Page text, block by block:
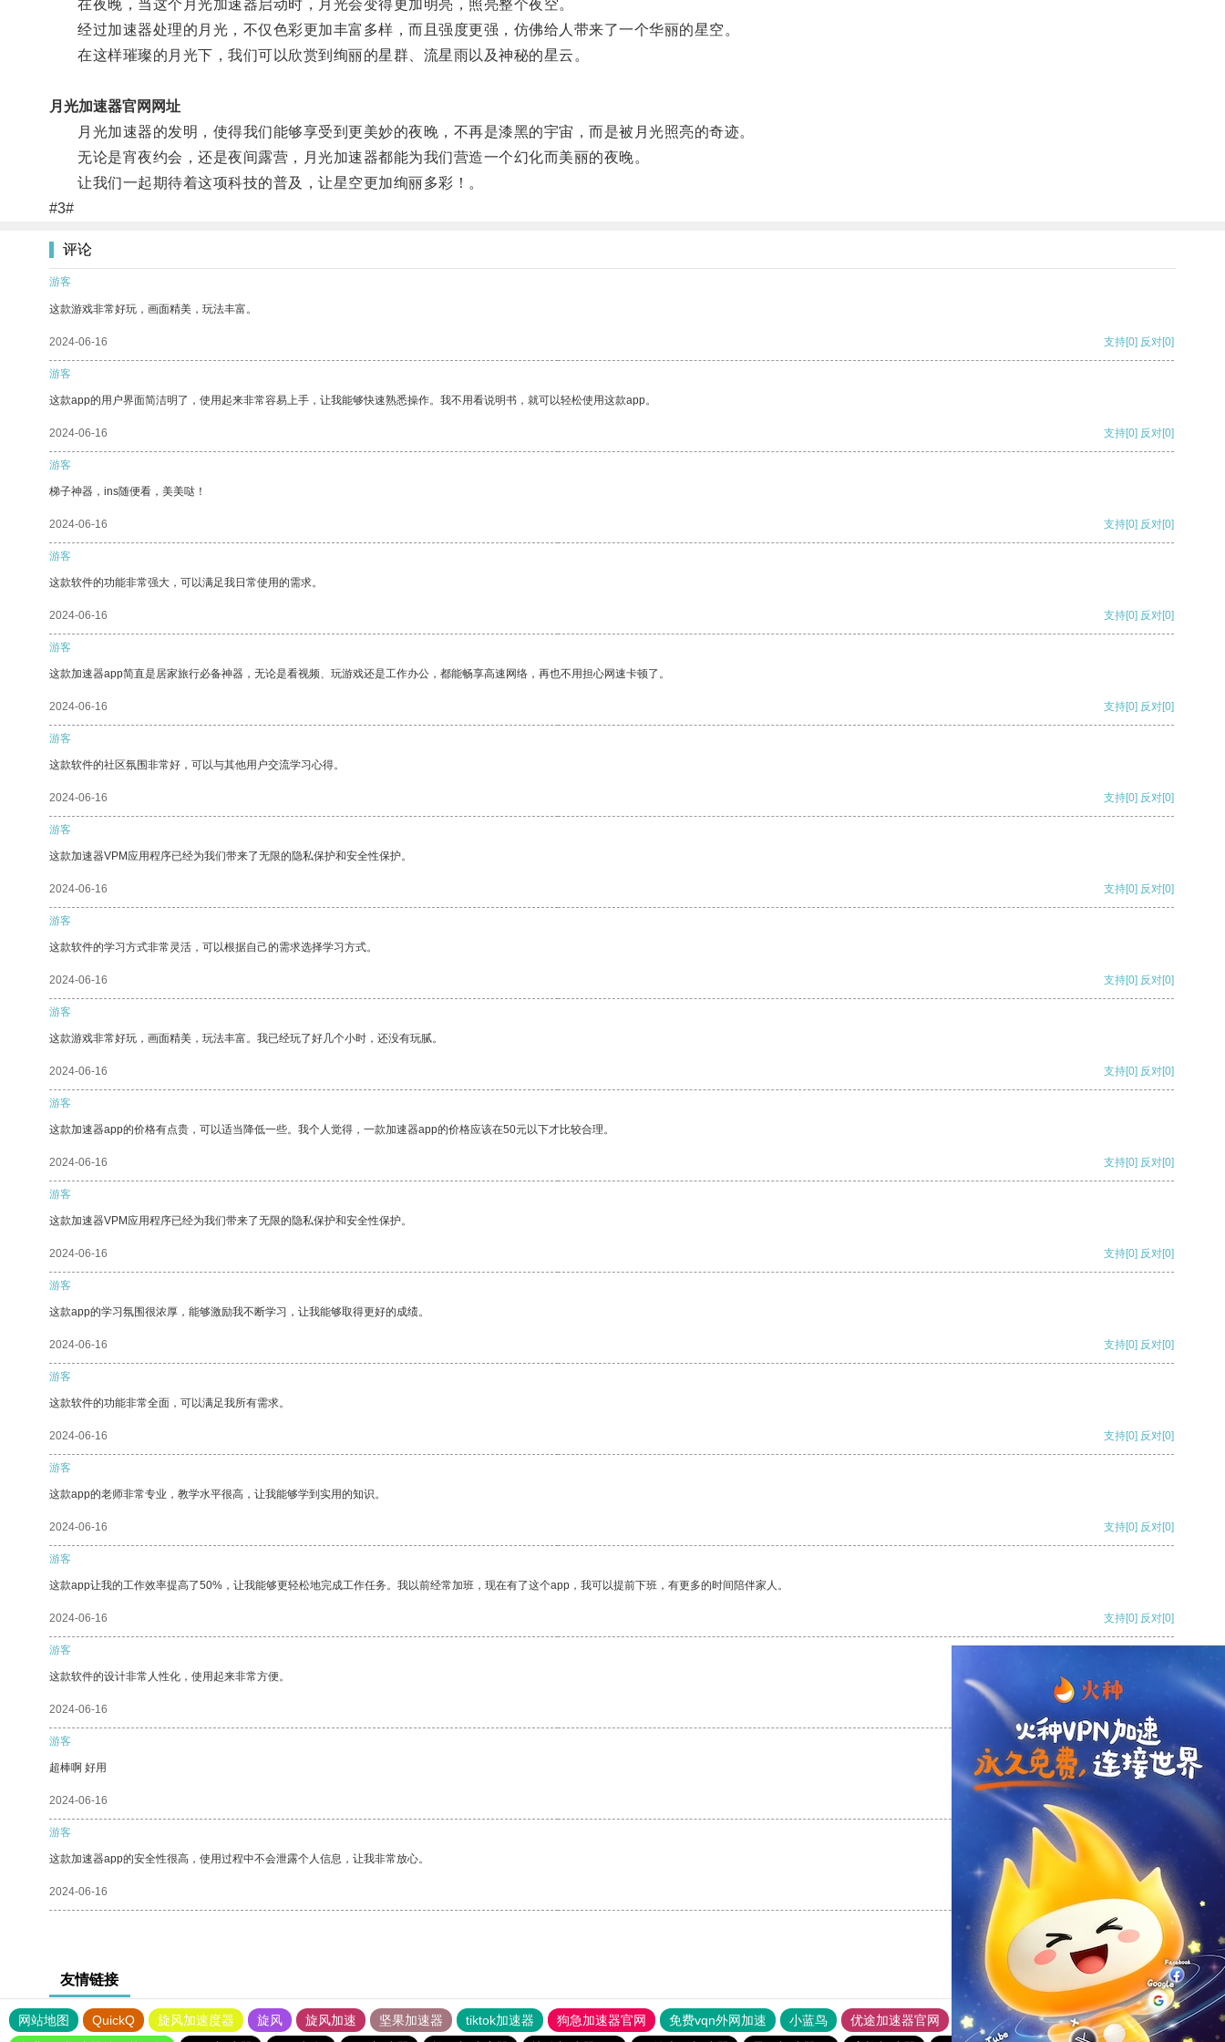
在夜晚，当这个月光加速器启动时，月光会变得更加明亮，照亮整个夜空。
经过加速器处理的月光，不仅色彩更加丰富多样，而且强度更强，仿佛给人带来了一个华丽的星空。
在这样璀璨的月光下，我们可以欣赏到绚丽的星群、流星雨以及神秘的星云。
月光加速器官网网址
月光加速器的发明，使得我们能够享受到更美妙的夜晚，不再是漆黑的宇宙，而是被月光照亮的奇迹。
无论是宵夜约会，还是夜间露营，月光加速器都能为我们营造一个幻化而美丽的夜晚。
让我们一起期待着这项科技的普及，让星空更加绚丽多彩！。
#3#
评论
游客
这款游戏非常好玩，画面精美，玩法丰富。
2024-06-16 支持[0] 反对[0]
游客
这款app的用户界面简洁明了，使用起来非常容易上手，让我能够快速熟悉操作。我不用看说明书，就可以轻松使用这款app。
2024-06-16 支持[0] 反对[0]
游客
梯子神器，ins随便看，美美哒！
2024-06-16 支持[0] 反对[0]
游客
这款软件的功能非常强大，可以满足我日常使用的需求。
2024-06-16 支持[0] 反对[0]
游客
这款加速器app简直是居家旅行必备神器，无论是看视频、玩游戏还是工作办公，都能畅享高速网络，再也不用担心网速卡顿了。
2024-06-16 支持[0] 反对[0]
游客
这款软件的社区氛围非常好，可以与其他用户交流学习心得。
2024-06-16 支持[0] 反对[0]
游客
这款加速器VPM应用程序已经为我们带来了无限的隐私保护和安全性保护。
2024-06-16 支持[0] 反对[0]
游客
这款软件的学习方式非常灵活，可以根据自己的需求选择学习方式。
2024-06-16 支持[0] 反对[0]
游客
这款游戏非常好玩，画面精美，玩法丰富。我已经玩了好几个小时，还没有玩腻。
2024-06-16 支持[0] 反对[0]
游客
这款加速器app的价格有点贵，可以适当降低一些。我个人觉得，一款加速器app的价格应该在50元以下才比较合理。
2024-06-16 支持[0] 反对[0]
游客
这款加速器VPM应用程序已经为我们带来了无限的隐私保护和安全性保护。
2024-06-16 支持[0] 反对[0]
游客
这款app的学习氛围很浓厚，能够激励我不断学习，让我能够取得更好的成绩。
2024-06-16 支持[0] 反对[0]
游客
这款软件的功能非常全面，可以满足我所有需求。
2024-06-16 支持[0] 反对[0]
游客
这款app的老师非常专业，教学水平很高，让我能够学到实用的知识。
2024-06-16 支持[0] 反对[0]
游客
这款app让我的工作效率提高了50%，让我能够更轻松地完成工作任务。我以前经常加班，现在有了这个app，我可以提前下班，有更多的时间陪伴家人。
2024-06-16 支持[0] 反对[0]
游客
这款软件的设计非常人性化，使用起来非常方便。
2024-06-16
游客
超棒啊 好用
2024-06-16 反对
游客
这款加速器app的安全性很高，使用过程中不会泄露个人信息，让我非常放心。
2024-06-16 反对[0]
友情链接
网站地图 QuickQ 旋风加速度器 旋风 旋风加速 坚果加速器 tiktok加速器 狗急加速器官网 免费vqn外网加速 小蓝鸟 优途加速器官网 风驰加速器 旋风加速器
八戒看书